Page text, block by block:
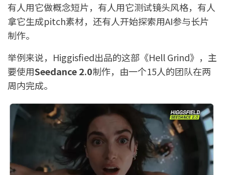
有人用它做概念短片，有人用它测试镜头风格，有人
拿它生成pitch素材，还有人开始探索用AI参与长片
制作。
举例来说，Higgisfied出品的这部《Hell Grind》，主
要使用Seedance 2.0制作，由一个15人的团队在两
周内完成。